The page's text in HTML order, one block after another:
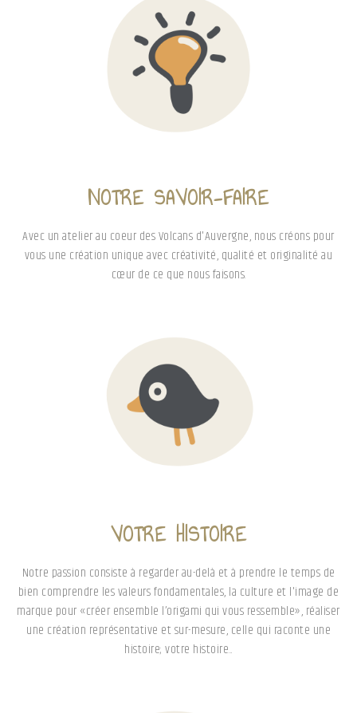
NOTRE SAVOIR-FAIRE
Avec un atelier au coeur des Volcans d'Auvergne, nous créons pour
vous une création unique avec créativité, qualité et originalité au
cœur de ce que nous faisons.
VOTRE HISTOIRE
Notre passion consiste à regarder au-delà et à prendre le temps de
bien comprendre les valeurs fondamentales, la culture et l'image de
marque pour «créer ensemble l’origami qui vous ressemble», réaliser
une création représentative et sur-mesure, celle qui raconte une
histoire; votre histoire...